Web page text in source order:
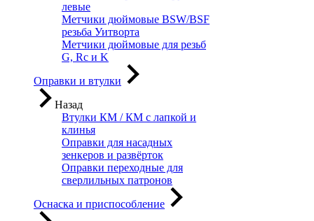
левые
Метчики дюймовые BSW/BSF
резьба Уитворта
Метчики дюймовые для резьб
G, Rc и K
Оправки и втулки
Назад
Втулки КМ / КМ с лапкой и
клинья
Оправки для насадных
зенкеров и развёрток
Оправки переходные для
сверлильных патронов
Оснаска и приспособление